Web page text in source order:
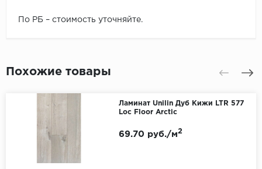
По РБ – стоимость уточняйте.
Похожие товары
Ламинат Unilin Дуб Кижи LTR 577
Loc Floor Arctic
69.70 руб./м2